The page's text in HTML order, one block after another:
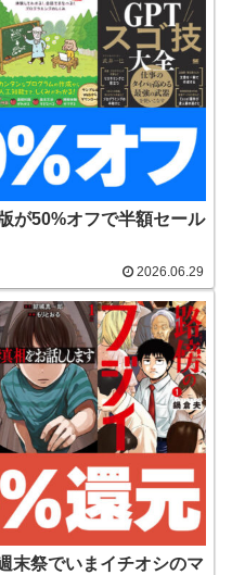
が50%オフで半額セール
2026.06.29
末祭でいまイチオシのマ